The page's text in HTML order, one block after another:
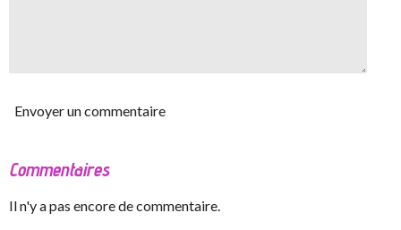
Envoyer un commentaire
Commentaires
Il n'y a pas encore de commentaire.